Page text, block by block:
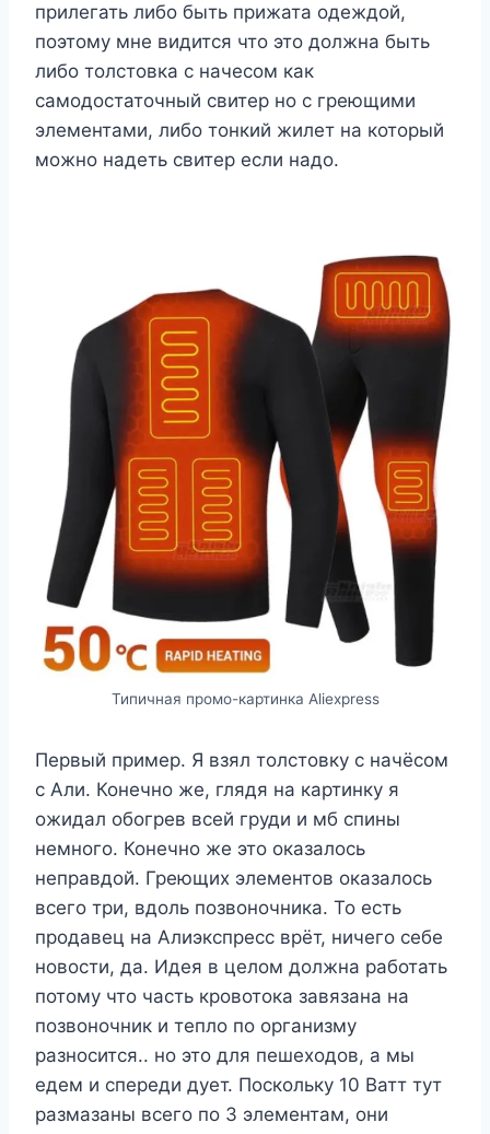
прилегать либо быть прижата одеждой,
поэтому мне видится что это должна быть
либо толстовка с начесом как
самодостаточный свитер но с греющими
элементами, либо тонкий жилет на который
можно надеть свитер если надо.
Типичная промо-картинка Aliexpress
Первый пример. Я взял толстовку с начёсом
с Али. Конечно же, глядя на картинку я
ожидал обогрев всей груди и мб спины
немного. Конечно же это оказалось
неправдой. Греющих элементов оказалось
всего три, вдоль позвоночника. То есть
продавец на Алиэкспресс врёт, ничего себе
новости, да. Идея в целом должна работать
потому что часть кровотока завязана на
позвоночник и тепло по организму
разносится.. но это для пешеходов, а мы
едем и спереди дует. Поскольку 10 Ватт тут
размазаны всего по 3 элементам, они